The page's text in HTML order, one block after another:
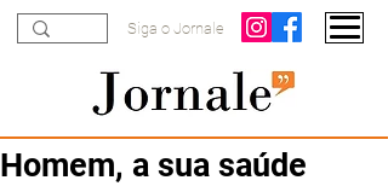
Siga o Jornale
Homem, a sua saúde